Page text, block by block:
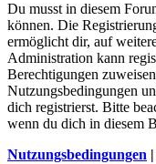
Du musst in diesem
können. Die
ermöglicht dir, auf
Administration kann
Berechtigungen
Nutzungsbedingungen
dich registrierst. Bitte
wenn du dich in diesem
Nutzungsbedingungen |